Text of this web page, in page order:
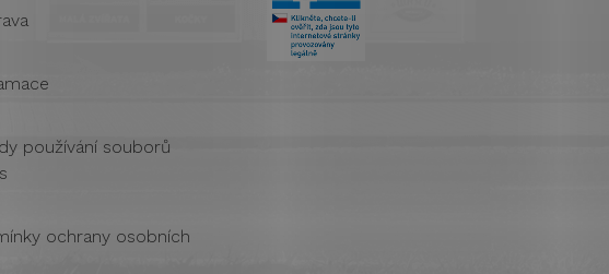
používání souborů
ochrany osobních